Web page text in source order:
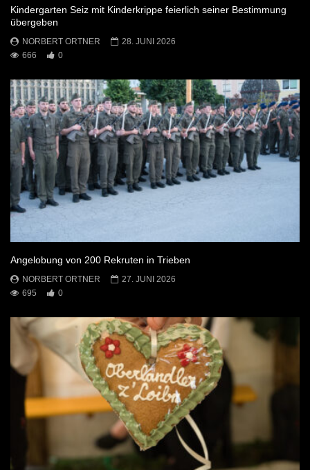
Kindergarten Seiz mit Kinderkrippe feierlich seiner Bestimmung
übergeben
NORBERT ORTNER
28. JUNI 2026
666
0
Angelobung von 200 Rekruten in Trieben
NORBERT ORTNER
27. JUNI 2026
695
0